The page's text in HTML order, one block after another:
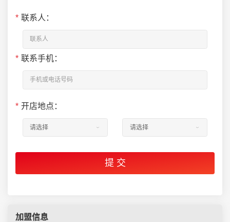
* 联系人：
* 联系手机：
* 开店地点：
加盟信息